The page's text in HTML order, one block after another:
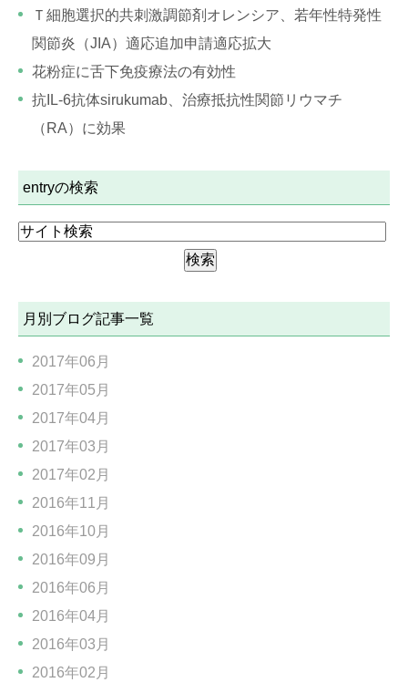
Ｔ細胞選択的共刺激調節剤オレンシア、若年性特発性
関節炎（JIA）適応追加申請適応拡大
花粉症に舌下免疫療法の有効性
抗IL-6抗体sirukumab、治療抵抗性関節リウマチ
（RA）に効果
entryの検索
月別ブログ記事一覧
2017年06月
2017年05月
2017年04月
2017年03月
2017年02月
2016年11月
2016年10月
2016年09月
2016年06月
2016年04月
2016年03月
2016年02月